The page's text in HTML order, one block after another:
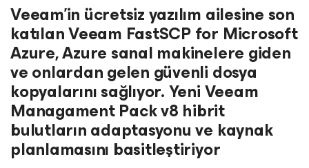
Veeam’in ücretsiz yazılım ailesine son
katılan Veeam FastSCP for Microsoft
Azure, Azure sanal makinelere giden
ve onlardan gelen güvenli dosya
kopyalarını sağlıyor. Yeni Veeam
Managament Pack v8 hibrit
bulutların adaptasyonu ve kaynak
planlamasını basitleştiriyor